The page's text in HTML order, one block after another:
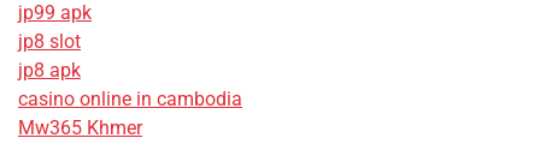
jp99 apk
jp8 slot
jp8 apk
casino online in cambodia
Mw365 Khmer